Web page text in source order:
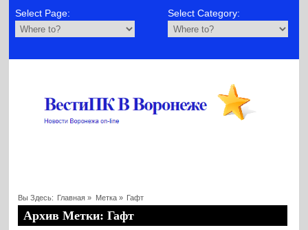
Select Page: Select Category:
Вы Здесь: Главная » Метка » Гафт
Архив Метки: Гафт